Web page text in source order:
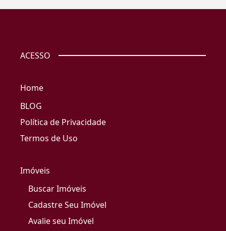
ACESSO
Home
BLOG
Política de Privacidade
Termos de Uso
Imóveis
Buscar Imóveis
Cadastre Seu Imóvel
Avalie seu Imóvel